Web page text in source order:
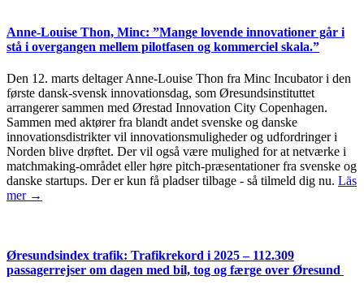
Anne-Louise Thon, Minc: ”Mange lovende innovationer går i
stå i overgangen mellem pilotfasen og kommerciel skala.”
Den 12. marts deltager Anne-Louise Thon fra Minc Incubator i den
første dansk-svensk innovationsdag, som Øresundsinstituttet
arrangerer sammen med Ørestad Innovation City Copenhagen.
Sammen med aktører fra blandt andet svenske og danske
innovationsdistrikter vil innovationsmuligheder og udfordringer i
Norden blive drøftet. Der vil også være mulighed for at netværke i
matchmaking-området eller høre pitch-præsentationer fra svenske og
danske startups. Der er kun få pladser tilbage - så tilmeld dig nu. Läs
mer →
Øresundsindex trafik: Trafikrekord i 2025 – 112.309
passagerrejser om dagen med bil, tog og færge over Øresund